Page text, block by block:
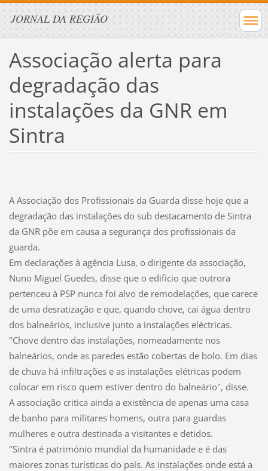
JORNAL DA REGIÃO
Associação alerta para
degradação das
instalações da GNR em
Sintra
A Associação dos Profissionais da Guarda disse hoje que a
degradação das instalações do sub destacamento de Sintra
da GNR põe em causa a segurança dos profissionais da
guarda.
Em declarações à agência Lusa, o dirigente da associação,
Nuno Miguel Guedes, disse que o edifício que outrora
pertenceu à PSP nunca foi alvo de remodelações, que carece
de uma desratização e que, quando chove, cai água dentro
dos balneários, inclusive junto a instalações eléctricas.
"Chove dentro das instalações, nomeadamente nos
balneários, onde as paredes estão cobertas de bolo. Em dias
de chuva há infiltrações e as instalações elétricas podem
colocar em risco quem estiver dentro do balneário", disse.
A associação critica ainda a existência de apenas uma casa
de banho para militares homens, outra para guardas
mulheres e outra destinada a visitantes e detidos.
"Sintra é património mundial da humanidade e é das
maiores zonas turísticas do país. As instalações onde está a